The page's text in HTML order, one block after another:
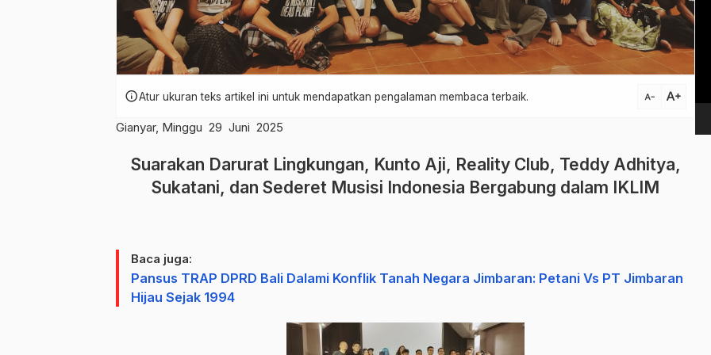
infoAtur ukuran teks artikel ini untuk mendapatkan pengalaman membaca terbaik. text_decrease text_increase
Gianyar, Minggu 29 Juni 2025
Suarakan Darurat Lingkungan, Kunto Aji, Reality Club, Teddy Adhitya,
Sukatani, dan Sederet Musisi Indonesia Bergabung dalam IKLIM
Baca juga:
Pansus TRAP DPRD Bali Dalami Konflik Tanah Negara Jimbaran: Petani Vs PT Jimbaran
Hijau Sejak 1994